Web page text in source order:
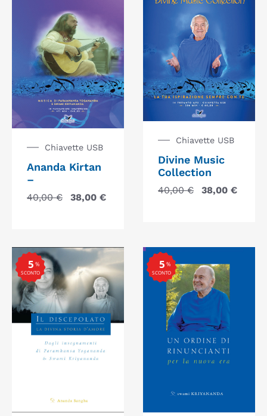
Chiavette USB
Ananda Kirtan
–
40,00€ 38,00 €
Chiavette USB
Divine Music
Collection
40,00€ 38,00 €
%
SCONTO
5 %
SCONTO
5